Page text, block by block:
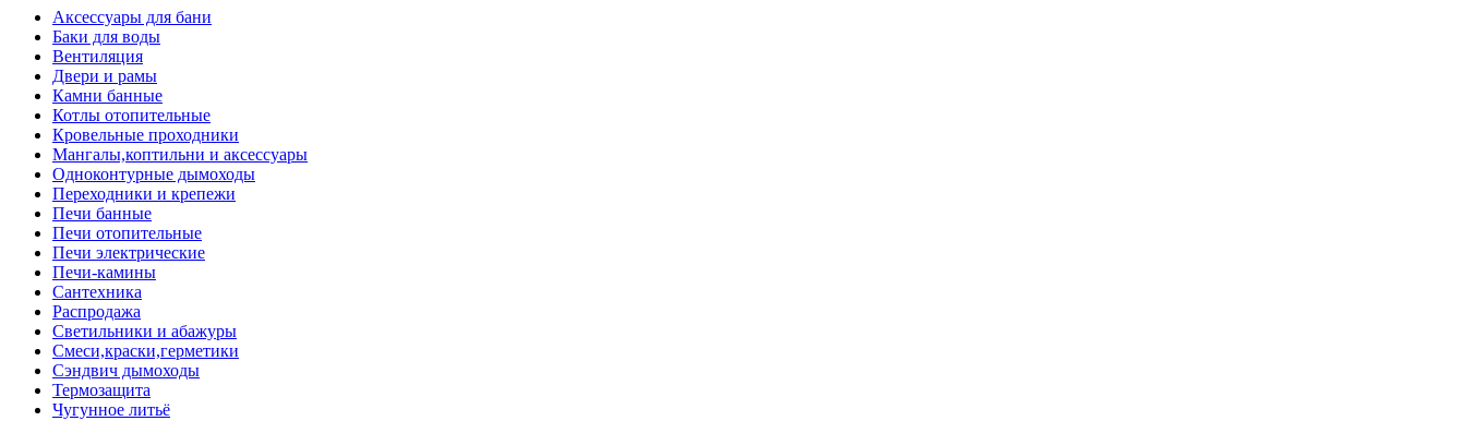
Аксессуары для бани
Баки для воды
Вентиляция
Двери и рамы
Камни банные
Котлы отопительные
Кровельные проходники
Мангалы,коптильни и аксессуары
Одноконтурные дымоходы
Переходники и крепежи
Печи банные
Печи отопительные
Печи электрические
Печи-камины
Сантехника
Распродажа
Светильники и абажуры
Смеси,краски,герметики
Сэндвич дымоходы
Термозащита
Чугунное литьё